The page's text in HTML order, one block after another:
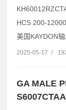
HCS 200-
美国KAYDON轴
2025-05-17 /
GA MALE